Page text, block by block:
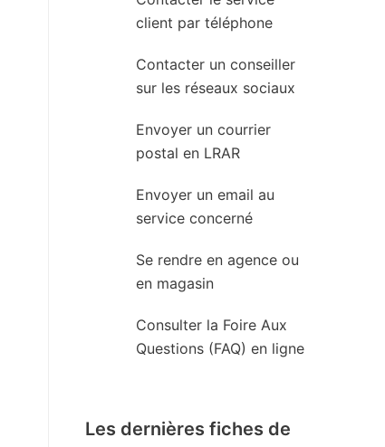
client par téléphone
Contacter un conseiller
sur les réseaux sociaux
Envoyer un courrier
postal en LRAR
Envoyer un email au
service concerné
Se rendre en agence ou
en magasin
Consulter la Foire Aux
Questions (FAQ) en ligne
Les dernières fiches de